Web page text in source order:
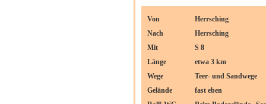
Von
Herrsching
Nach
Herrsching
Mit
S 8
Länge
etwa 3 km
Wege
Teer- und Sandwege
Gelände
fast eben